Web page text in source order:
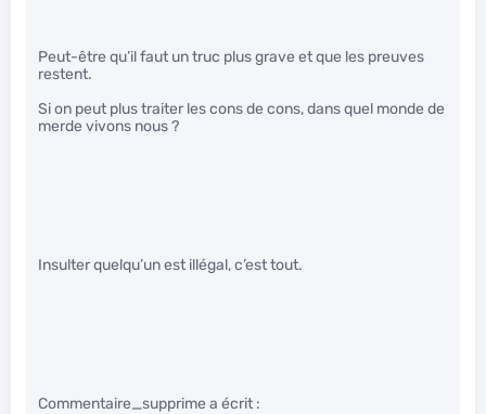
Peut-être qu’il faut un truc plus grave et que les preuves
restent.
Si on peut plus traiter les cons de cons, dans quel monde de
merde vivons nous ?
Insulter quelqu’un est illégal, c’est tout.
Commentaire_supprime a écrit :